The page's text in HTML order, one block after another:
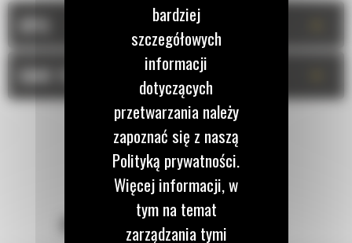
OPIS
DANE TECHNICZNE
POZOSTAŃMY W KONTAKCIE
bardziej
szczegółowych
informacji
dotyczących
przetwarzania należy
zapoznać się z naszą
Polityką prywatności.
Więcej informacji, w
tym na temat
zarządzania tymi